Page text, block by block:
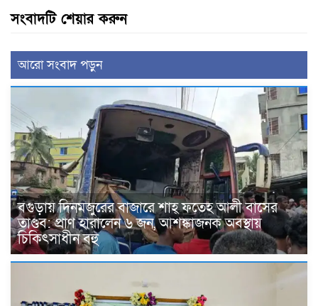
সংবাদটি শেয়ার করুন
আরো সংবাদ পড়ুন
বগুড়ায় দিনমজুরের বাজারে শাহ্ ফতেহ আলী বাসের
তাণ্ডব: প্রাণ হারালেন ৬ জন, আশঙ্কাজনক অবস্থায়
চিকিৎসাধীন বহু